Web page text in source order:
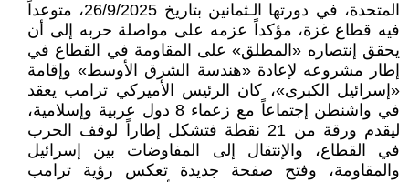
المتحدة، في دورتها الـثمانين بتاريخ 26/9/2025، متوعداً
فيه قطاع غزة، مؤكداً عزمه على مواصلة حربه إلى أن
يحقق إنتصاره «المطلق» على المقاومة في القطاع في
إطار مشروعه لإعادة «هندسة الشرق الأوسط» وإقامة
«إسرائيل الكبرى»، كان الرئيس الأميركي ترامب يعقد
في واشنطن إجتماعاً مع زعماء 8 دول عربية وإسلامية،
ليقدم ورقة من 21 نقطة فتشكل إطاراً لوقف الحرب
في القطاع، والإنتقال إلى المفاوضات بين إسرائيل
والمقاومة، وفتح صفحة جديدة تعكس رؤية ترامب